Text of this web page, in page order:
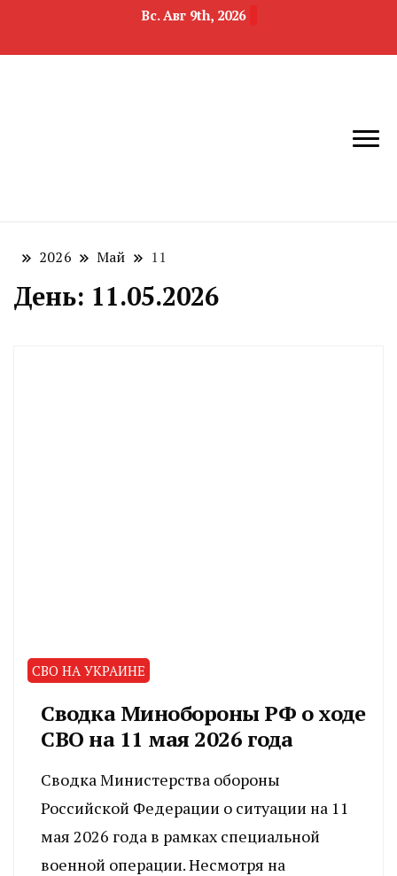
Вс. Авг 9th, 2026
2026 Май 11
День: 11.05.2026
СВО НА УКРАИНЕ
Сводка Минобороны РФ о ходе
СВО на 11 мая 2026 года
Сводка Министерства обороны
Российской Федерации о ситуации на 11
мая 2026 года в рамках специальной
военной операции. Несмотря на